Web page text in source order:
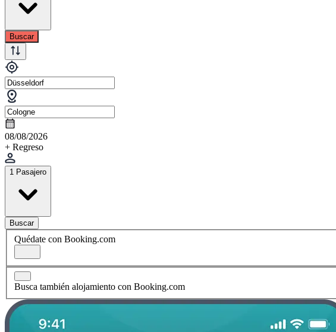
Buscar
08/08/2026
+ Regreso
1 Pasajero
Buscar
Quédate con Booking.com
Busca también alojamiento con Booking.com